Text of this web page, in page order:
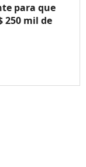
para que
250 mil de